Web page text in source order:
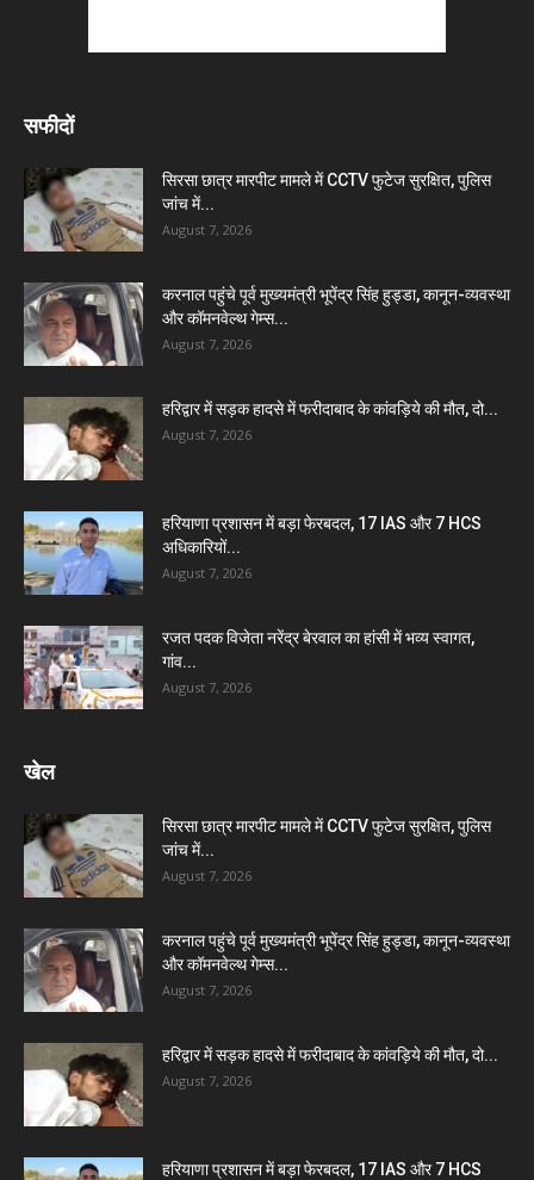
सफीदों
सिरसा छात्र मारपीट मामले में CCTV फुटेज सुरक्षित, पुलिस
जांच में...
August 7, 2026
करनाल पहुंचे पूर्व मुख्यमंत्री भूपेंद्र सिंह हुड्डा, कानून-व्यवस्था
और कॉमनवेल्थ गेम्स...
August 7, 2026
हरिद्वार में सड़क हादसे में फरीदाबाद के कांवड़िये की मौत, दो...
August 7, 2026
हरियाणा प्रशासन में बड़ा फेरबदल, 17 IAS और 7 HCS
अधिकारियों...
August 7, 2026
रजत पदक विजेता नरेंद्र बेरवाल का हांसी में भव्य स्वागत,
गांव...
August 7, 2026
खेल
सिरसा छात्र मारपीट मामले में CCTV फुटेज सुरक्षित, पुलिस
जांच में...
August 7, 2026
करनाल पहुंचे पूर्व मुख्यमंत्री भूपेंद्र सिंह हुड्डा, कानून-व्यवस्था
और कॉमनवेल्थ गेम्स...
August 7, 2026
हरिद्वार में सड़क हादसे में फरीदाबाद के कांवड़िये की मौत, दो...
August 7, 2026
हरियाणा प्रशासन में बड़ा फेरबदल, 17 IAS और 7 HCS